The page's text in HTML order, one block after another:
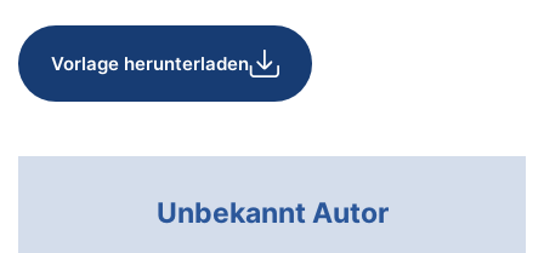
Vorlage herunterladen
Unbekannt Autor